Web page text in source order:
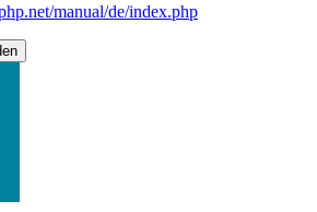
manual/de/index.php